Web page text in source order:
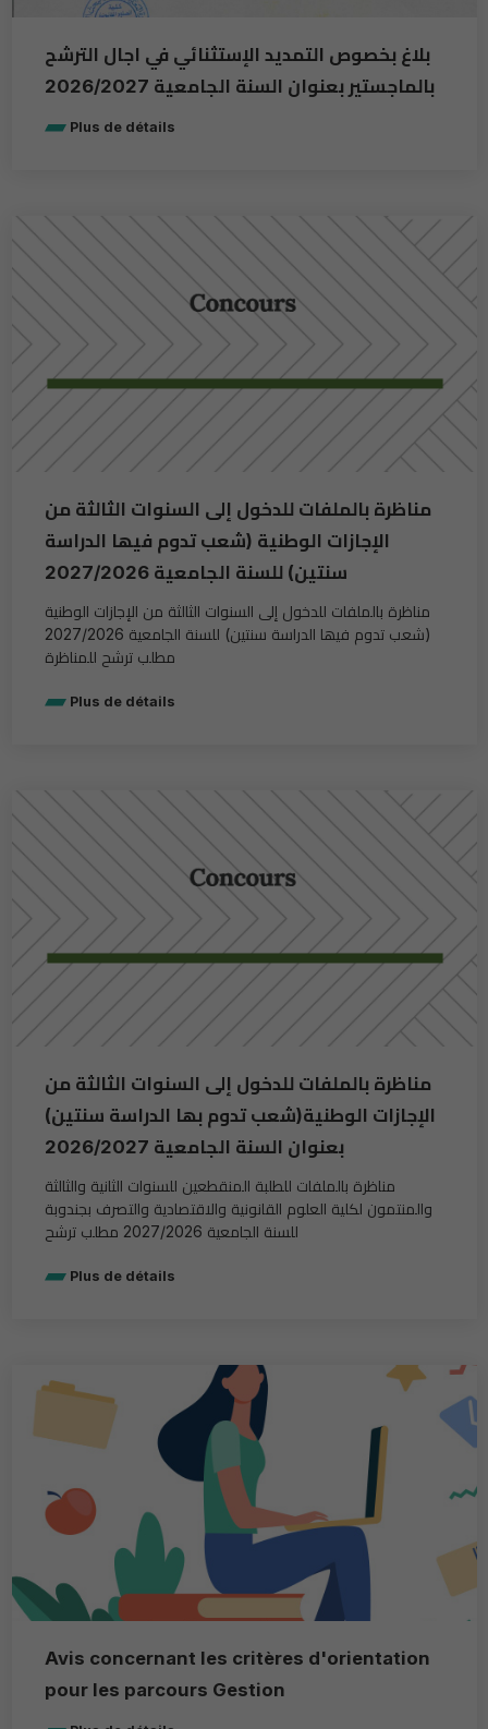
بلاغ بخصوص التمديد الإستثنائي في اجال الترشح
بالماجستير بعنوان السنة الجامعية 2026/2027
Plus de détails
مناظرة بالملفات للدخول إلى السنوات الثالثة من
الإجازات الوطنیة (شعب تدوم فیھا الدراسة
سنتین) للسنة الجامعیة 2027/2026
مناظرة بالملفات للدخول إلى السنوات الثالثة من الإجازات الوطنیة
(شعب تدوم فیھا الدراسة سنتین) للسنة الجامعیة 2027/2026
مطلب ترشح للمناظرة
Plus de détails
مناظرة بالملفات للدخول إلى السنوات الثالثة من
الإجازات الوطنیة(شعب تدوم بھا الدراسة سنتین)
بعنوان السنة الجامعیة 2026/2027
مناظرة بالملفات للطلبة المنقطعین للسنوات الثانیة والثالثة
والمنتمون لكلیة العلوم القانونیة والاقتصادیة والتصرف بجندوبة
للسنة الجامعیة 2027/2026 مطلب ترشح
Plus de détails
Avis concernant les critères d'orientation
pour les parcours Gestion